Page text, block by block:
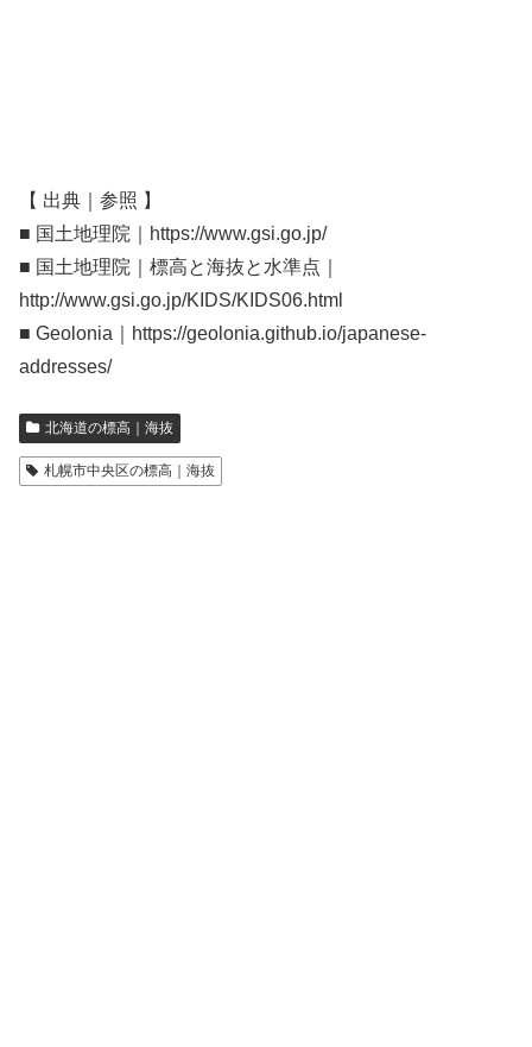
【 出典｜参照 】
■ 国土地理院｜https://www.gsi.go.jp/
■ 国土地理院｜標高と海抜と水準点｜
http://www.gsi.go.jp/KIDS/KIDS06.html
■ Geolonia｜https://geolonia.github.io/japanese-
addresses/
北海道の標高｜海抜
札幌市中央区の標高｜海抜